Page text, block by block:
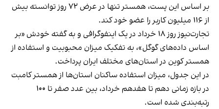
بر اساس این پست، همستر تنها در عرض ۷۲ روز توانسته بیش
از ۱۱۶ میلیون کاربر را عضو خود کند.
تجارت‌نیوز روز ۱۸ خرداد
در یک اینفوگرافی و به گفته خودش «بر
اساس داده‌های گوگل»، به تفکیک میزان محبوبیت و استفاده از
همستر کوین در استان‌های مختلف ایران پرداخت.
در این جدول، میزان استفاده ساکنان استان‌ها از همستر کامبت
در بازه زمانی دهم تا هفدهم خرداد، بین عدد صفر تا ۱۰۰
رتبه‌بندی شده است.